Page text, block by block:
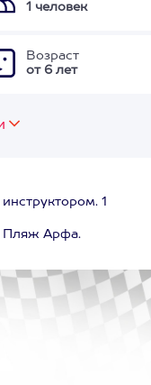
1 человек
Возраст
от 6 лет
1
Пляж Арфа.